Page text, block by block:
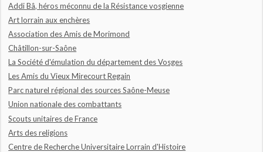
Addi Bâ, héros méconnu de la Résistance vosgienne
Art lorrain aux enchères
Association des Amis de Morimond
Châtillon-sur-Saône
La Société d'émulation du département des Vosges
Les Amis du Vieux Mirecourt Regain
Parc naturel régional des sources Saône-Meuse
Union nationale des combattants
Scouts unitaires de France
Arts des religions
Centre de Recherche Universitaire Lorrain d'Histoire